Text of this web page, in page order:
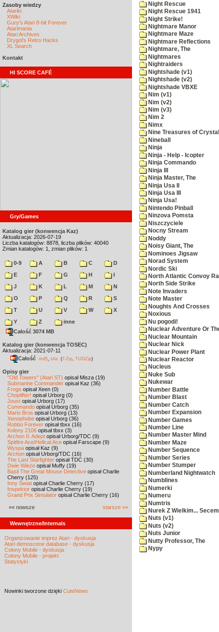
Zasoby wiedzy
Atariki
XWiki
Gury's Atari 8-bit Forever
Atarimania
Atari Archives
Drygol's Retro Hacks
XL Search
Kontakt
HI SCORE CAFÉ
Gry/Games
Katalog gier (konwencja Kaz)
Aktualizacja: 2026-07-19
Liczba katalogów: 8878, liczba plików: 40040
Zmian katalogów: 1, zmian plików: 1
0-9 A B C
D
E
F G H
I
J
K L M
N
O
P Q R
S
T
U V W
X
Y
Z
inne
Całość 3074 MB
Katalog gier (konwencja TOSEC)
Aktualizacja: 2021-07-11
Całość md5 sha (7-Zip TUGZip)
Opisy gier
"Old Towers" (Atari ST) opisał Misza (19)
Submarine Commander opisał Kaz (36)
Frogs opisał Xeen (0)
Choplifter! opisał Urborg (0)
Joust opisał Urborg (17)
Commando opisał Urborg (35)
Mario Bros opisał Urborg (13)
Xenophobe opisał Urborg (36)
Robbo Forever opisał tbxx (16)
Kolony 2106 opisał tbxx (3)
Archon II: Adept opisał Urborg/TDC (9)
Spitfire Ace/Hellcat Ace opisał Farscape (9)
Wyspa opisał Kaz (9)
Archon opisał Urborg/TDC (16)
The Last Starfighter opisał TDC (30)
Dwie Wieże opisał Muffy (19)
Basil The Great Mouse Detective opisał Charlie
Cherry (125)
Inny Świat opisał Charlie Cherry (17)
Inspektor opisał Charlie Cherry (19)
Grand Prix Simulator opisał Charlie Cherry (16)
«« nowsze starsze »»
Wewnętrzne/Internals
Organizowanie imprez Atari - dyskusja
Atari demoscene database - dyskusja
Colony Mobile - dyskusja
Colony Mobile - projekt
Statystyki
Nowinki tworzone dzięki CuteNews
Night Rescue
Night Rescue 1941
Night Strike!
Nightmare Manor
Nightmare Maze
Nightmare Reflections
Nightmare, The
Nightmares
Nightraiders
Nightshade (v1)
Nightshade (v2)
Nightshade VBXE
Nim (v1)
Nim (v2)
Nim (v3)
Nim 2
Nimx
Nine Treasures of
Nineball
Ninja
Ninja - Help - Icopter
Ninja Commando
Ninja III
Ninja Master, The
Ninja Usa II
Ninja Usa III
Ninja Usa!
Nintendo Pinball
Ninzova Pomsta
Niszczyciele
Nocny Stream
Noddy
Noisy Giant, The
Nominoes Jigsaw
Norad System
Nordic Ski
North Atlantic Convoy
North Side Strike
Note Invaders
Note Master
Noughts And Crosses
Noxious
Nu pogodi!
Nuclear Adventure Or
Nuclear Mountain
Nuclear Nick
Nuclear Power Plant
Nuclear Reactor
Nucleus
Nuke Sub
Nukewar
Number Battle
Number Blast
Number Catch
Number Expansion
Number Games
Number Line
Number Master Mind
Number Maze
Number Sequence
Number Series
Number Stumper
Numberland Nightwatch
Numblines
Numerki
Numeru
Numtris
Nurek Z Wielkim...
Nuts (v1)
Nuts (v2)
Nuts Junior
Nutty Professor, The
Nypy